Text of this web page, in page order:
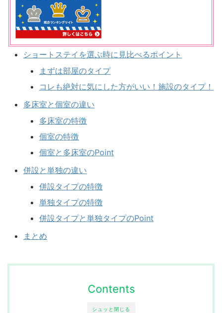
ショートステイを選ぶ時に見比べるポイント
まずは部屋のタイプ
コレも絶対に気にした方がいい！施設のタイプ！
多床室と個室の違い
多床室の特徴
個室の特徴
個室と多床室のPoint
併設と単独の違い
併設タイプの特徴
単独タイプの特徴
併設タイプと単独タイプのPoint
まとめ
シュッと閉じる
Contents